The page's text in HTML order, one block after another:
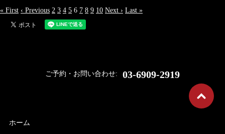
« First ‹ Previous 2 3 4 5 6 7 8 9 10 Next › Last »
ご予約・お問い合わせ: 03-6909-2919
ホーム